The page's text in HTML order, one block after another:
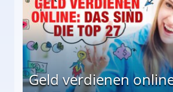
Geld verdienen